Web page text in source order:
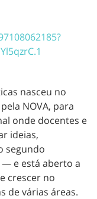
nasceu no
NOVA, para
onde docentes e
ideias,
segundo
e está aberto a
crescer no
de várias áreas.